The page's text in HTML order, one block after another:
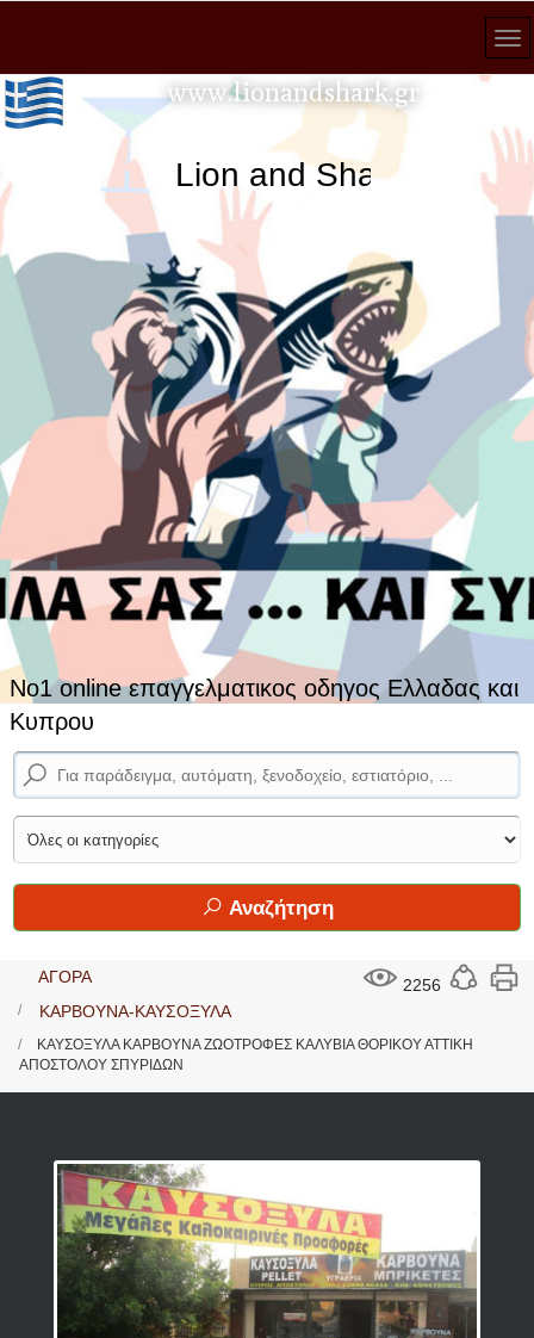
No1 online επαγγελματικος οδηγος Ελλαδας και
Κυπρου
www.lionandshark.gr
Lion and Shark κάθε
Αναζήτηση
2256
ΑΓΟΡΑ
ΚΑΡΒΟΥΝΑ-ΚΑΥΣΟΞΥΛΑ
ΚΑΥΣΟΞΥΛΑ ΚΑΡΒΟΥΝΑ ΖΩΟΤΡΟΦΕΣ ΚΑΛΥΒΙΑ ΘΟΡΙΚΟΥ ΑΤΤΙΚΗ
ΑΠΟΣΤΟΛΟΥ ΣΠΥΡΙΔΩΝ